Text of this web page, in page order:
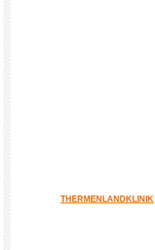
THERMENLANDKLINIK